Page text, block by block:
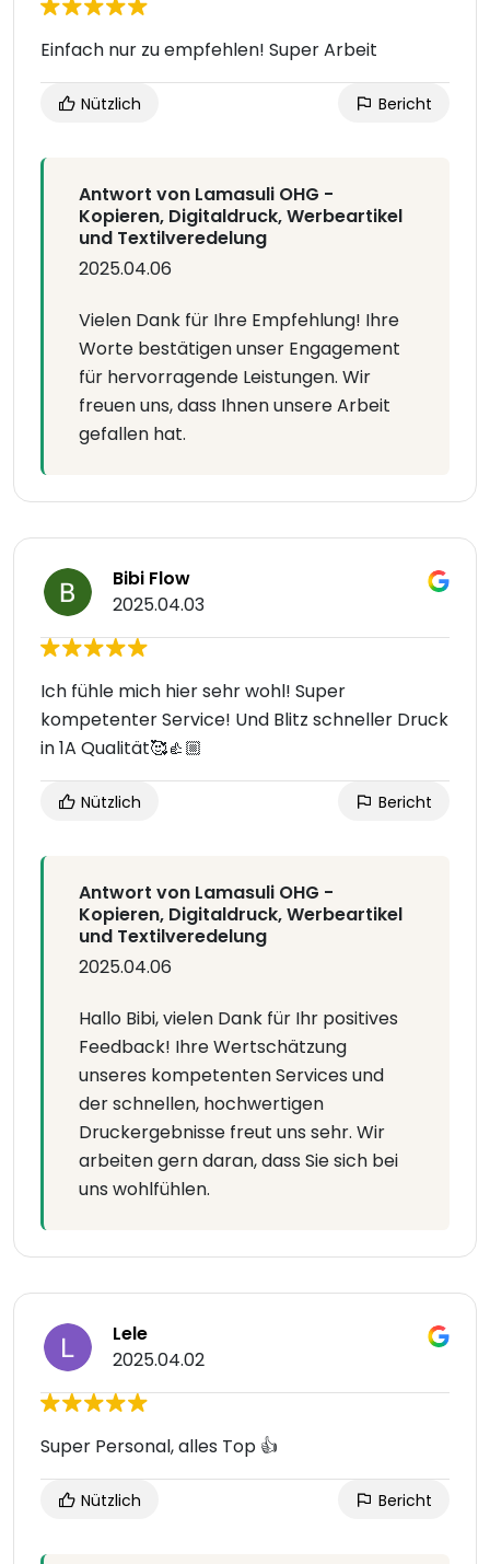
Einfach nur zu empfehlen! Super Arbeit
Nützlich Bericht
Antwort von Lamasuli OHG -
Kopieren, Digitaldruck, Werbeartikel
und Textilveredelung
2025.04.06
Vielen Dank für Ihre Empfehlung! Ihre
Worte bestätigen unser Engagement
für hervorragende Leistungen. Wir
freuen uns, dass Ihnen unsere Arbeit
gefallen hat.
Bibi Flow
2025.04.03
Ich fühle mich hier sehr wohl! Super
kompetenter Service! Und Blitz schneller Druck
in 1A Qualität🥰👍🏼
Nützlich Bericht
Antwort von Lamasuli OHG -
Kopieren, Digitaldruck, Werbeartikel
und Textilveredelung
2025.04.06
Hallo Bibi, vielen Dank für Ihr positives
Feedback! Ihre Wertschätzung
unseres kompetenten Services und
der schnellen, hochwertigen
Druckergebnisse freut uns sehr. Wir
arbeiten gern daran, dass Sie sich bei
uns wohlfühlen.
Lele
2025.04.02
Super Personal, alles Top 👍
Nützlich Bericht